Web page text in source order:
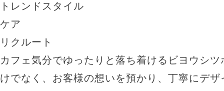
トレンドスタイル
ケア
リクルート
カフェ気分でゆったりと落ち着けるビヨウシ
けでなく、お客様の想いを預かり、丁寧にデ